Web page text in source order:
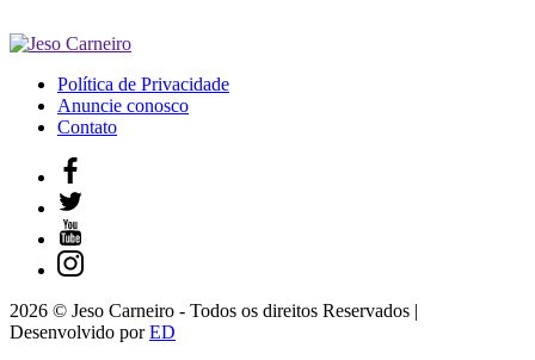
Política de Privacidade
Anuncie conosco
Contato
2026 © Jeso Carneiro - Todos os direitos Reservados |
Desenvolvido porED